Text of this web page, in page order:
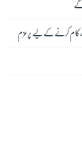
گے
کام کرنے کے لیے پرعزم